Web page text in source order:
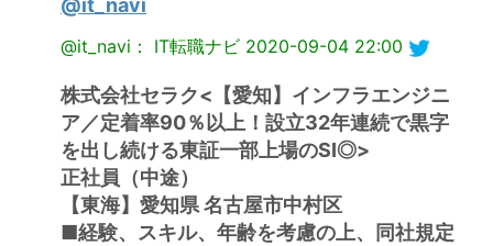
@it_navi
@it_navi： IT転職ナビ 2020-09-04 22:00
株式会社セラク<【愛知】インフラエンジニ
ア／定着率90％以上！設立32年連続で黒字
を出し続ける東証一部上場のSI◎>
正社員（中途）
【東海】愛知県 名古屋市中村区
■経験、スキル、年齢を考慮の上、同社規定